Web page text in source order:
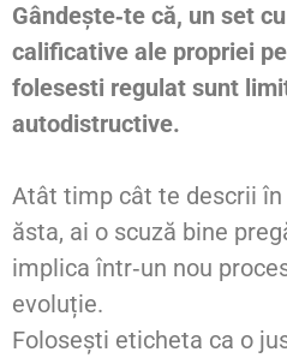
Gândește‑te că, un set
calificative ale propriei
folesesti regulat sunt
autodistructive.
Atât timp cât te descrii
ăsta, ai o scuză bine
implica într‑un nou
evoluție.
Folosești eticheta ca o